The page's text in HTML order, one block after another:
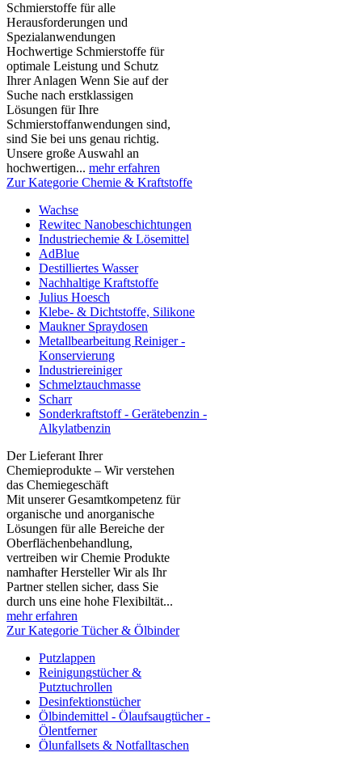
Schmierstoffe für alle
Herausforderungen und
Spezialanwendungen
Hochwertige Schmierstoffe für
optimale Leistung und Schutz
Ihrer Anlagen Wenn Sie auf der
Suche nach erstklassigen
Lösungen für Ihre
Schmierstoffanwendungen sind,
sind Sie bei uns genau richtig.
Unsere große Auswahl an
hochwertigen... mehr erfahren
Zur Kategorie Chemie & Kraftstoffe
Wachse
Rewitec Nanobeschichtungen
Industriechemie & Lösemittel
AdBlue
Destilliertes Wasser
Nachhaltige Kraftstoffe
Julius Hoesch
Klebe- & Dichtstoffe, Silikone
Maukner Spraydosen
Metallbearbeitung Reiniger -
Konservierung
Industriereiniger
Schmelztauchmasse
Scharr
Sonderkraftstoff - Gerätebenzin -
Alkylatbenzin
Der Lieferant Ihrer
Chemieprodukte – Wir verstehen
das Chemiegeschäft
Mit unserer Gesamtkompetenz für
organische und anorganische
Lösungen für alle Bereiche der
Oberflächenbehandlung,
vertreiben wir Chemie Produkte
namhafter Hersteller Wir als Ihr
Partner stellen sicher, dass Sie
durch uns eine hohe Flexibiltät...
mehr erfahren
Zur Kategorie Tücher & Ölbinder
Putzlappen
Reinigungstücher &
Putztuchrollen
Desinfektionstücher
Ölbindemittel - Ölaufsaugtücher -
Ölentferner
Ölunfallsets & Notfalltaschen